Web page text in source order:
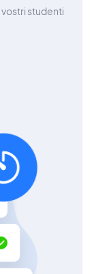
studenti